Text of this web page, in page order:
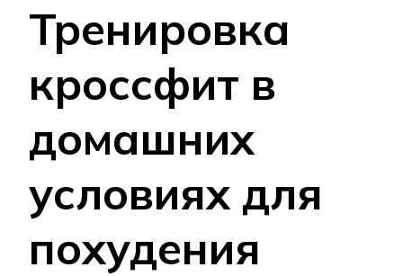
Тренировка
кроссфит в
домашних
условиях для
похудения